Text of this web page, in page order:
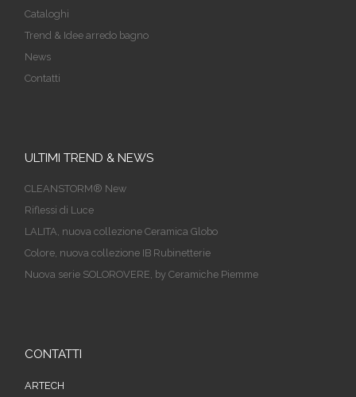
Cataloghi
Trend & Idee arredo bagno
News
Contatti
ULTIMI TREND & NEWS
CLEANSTORM® New
Riflessi di Luce
LALITA, nuova collezione Ceramica Globo
Colore, nuova collezione IB Rubinetterie
Nuova serie SOLOROVERE, by Ceramiche Piemme
CONTATTI
ARTECH